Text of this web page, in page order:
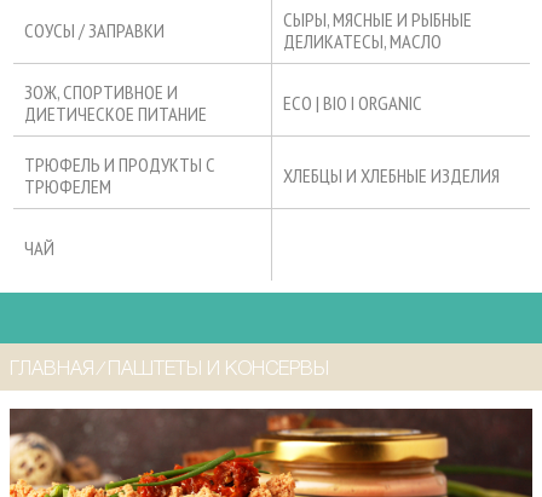
СОУСЫ / ЗАПРАВКИ
СЫРЫ, МЯСНЫЕ И РЫБНЫЕ
ДЕЛИКАТЕСЫ, МАСЛО
ЗОЖ, СПОРТИВНОЕ И
ДИЕТИЧЕСКОЕ ПИТАНИЕ
ECO | BIO I ORGANIC
ТРЮФЕЛЬ И ПРОДУКТЫ С
ТРЮФЕЛЕМ
ХЛЕБЦЫ И ХЛЕБНЫЕ ИЗДЕЛИЯ
ЧАЙ
ГЛАВНАЯ ⁄ ПАШТЕТЫ И КОНСЕРВЫ